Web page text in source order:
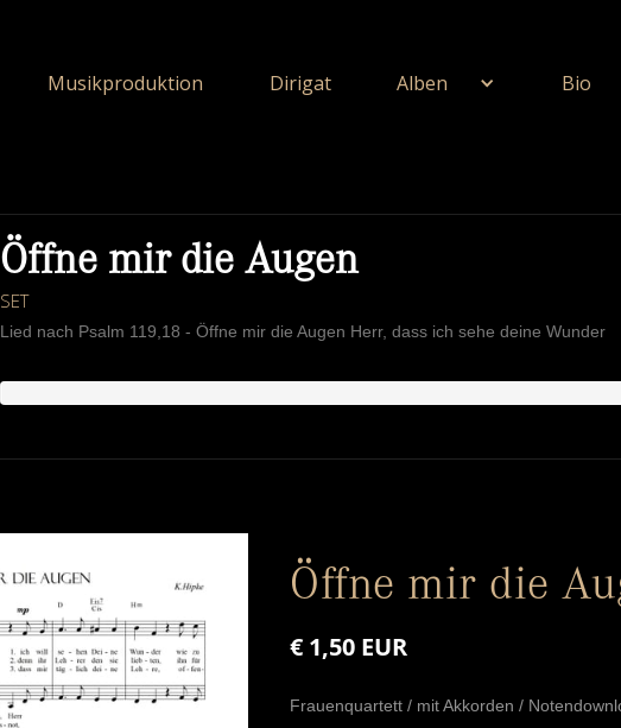
Musikproduktion Dirigat Alben Bio
Öffne mir die Augen
SET
Lied nach Psalm 119,18 - Öffne mir die Augen Herr, dass ich sehe deine Wunder
Öffne mir die
€ 1,50 EUR
Frauenquartett / mit Akkorden /